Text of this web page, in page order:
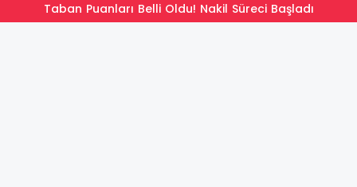
Taban Puanları Belli Oldu! Nakil Süreci Başladı